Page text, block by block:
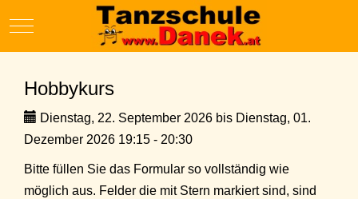
Mobile Menu Toggle
Hobbykurs
Dienstag, 22. September 2026 bis Dienstag, 01.
Dezember 2026 19:15 - 20:30
Bitte füllen Sie das Formular so vollständig wie
möglich aus. Felder die mit Stern markiert sind, sind